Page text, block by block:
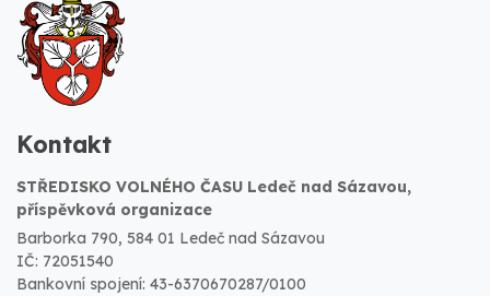
Kontakt
STŘEDISKO VOLNÉHO ČASU Ledeč nad Sázavou,
příspěvková organizace
Barborka 790, 584 01 Ledeč nad Sázavou
IČ: 72051540
Bankovní spojení: 43-6370670287/0100